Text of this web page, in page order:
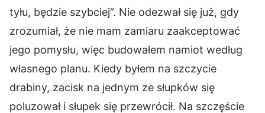
tyłu, będzie szybciej”. Nie odezwał się już, gdy
zrozumiał, że nie mam zamiaru zaakceptować
jego pomysłu, więc budowałem namiot według
własnego planu. Kiedy byłem na szczycie
drabiny, zacisk na jednym ze słupków się
poluzował i słupek się przewrócił. Na szczęście